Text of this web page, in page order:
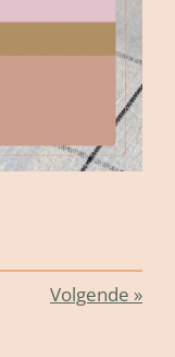
Volgende »